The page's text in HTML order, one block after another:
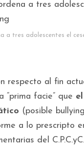
a tres adolescentes el
respecto al fin
facie” que
(posible
a lo prescripto
del C.P.C.yC.